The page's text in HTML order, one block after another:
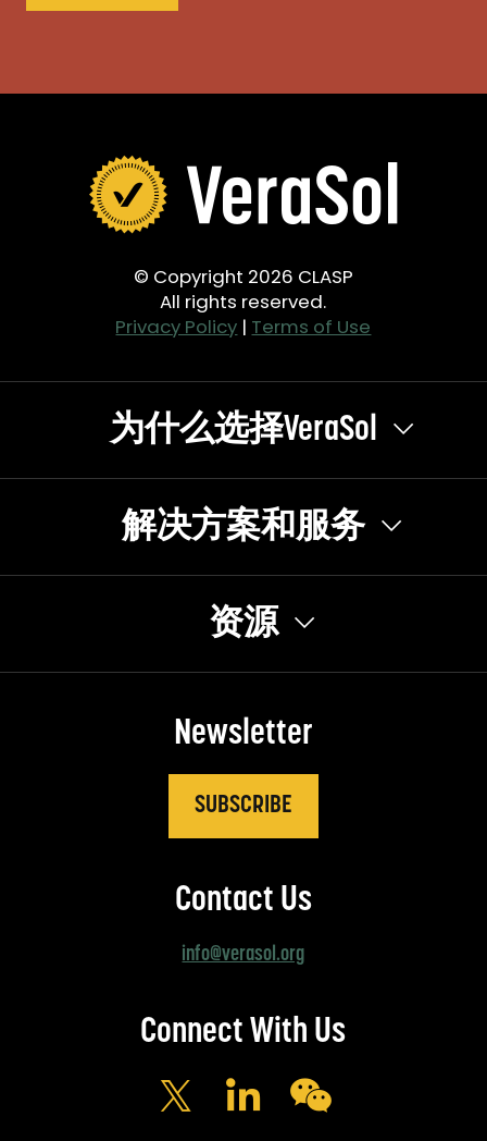
© Copyright 2026 CLASP
All rights reserved.
Privacy Policy | Terms of Use
为什么选择VeraSol
解决方案和服务
资源
Newsletter
SUBSCRIBE
Contact Us
info@verasol.org
Connect With Us